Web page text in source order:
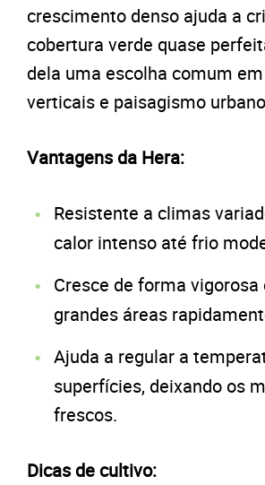
crescimento denso ajuda a
cobertura verde quase
dela uma escolha comum
verticais e paisagismo
Vantagens da Hera:
Resistente a climas
calor intenso até frio
Cresce de forma vigorosa
grandes áreas
Ajuda a regular a
superfícies, deixando os
frescos.
Dicas de cultivo: